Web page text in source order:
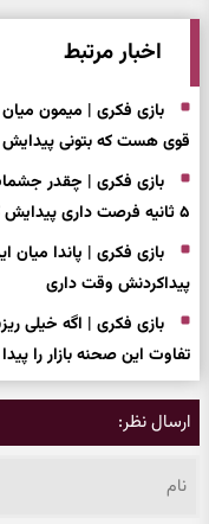
اخبار مرتبط
بازی فکری | میمون
قوی هست که بتونی پیدایش
بازی فکری | چقدر
۵ ثانیه فرصت داری پیدایش کنی
پیداکردنش وقت داری
تفاوت این صحنه بازار را
ارسال نظر: